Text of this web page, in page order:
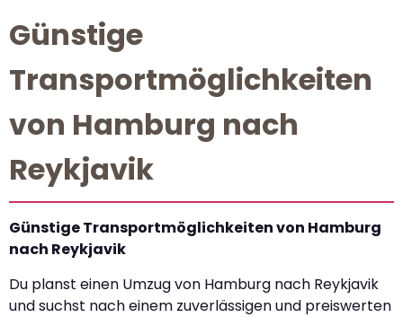
Günstige
Transportmöglichkeiten
von Hamburg nach
Reykjavik
Günstige Transportmöglichkeiten von Hamburg
nach Reykjavik
Du planst einen Umzug von Hamburg nach Reykjavik
und suchst nach einem zuverlässigen und preiswerten